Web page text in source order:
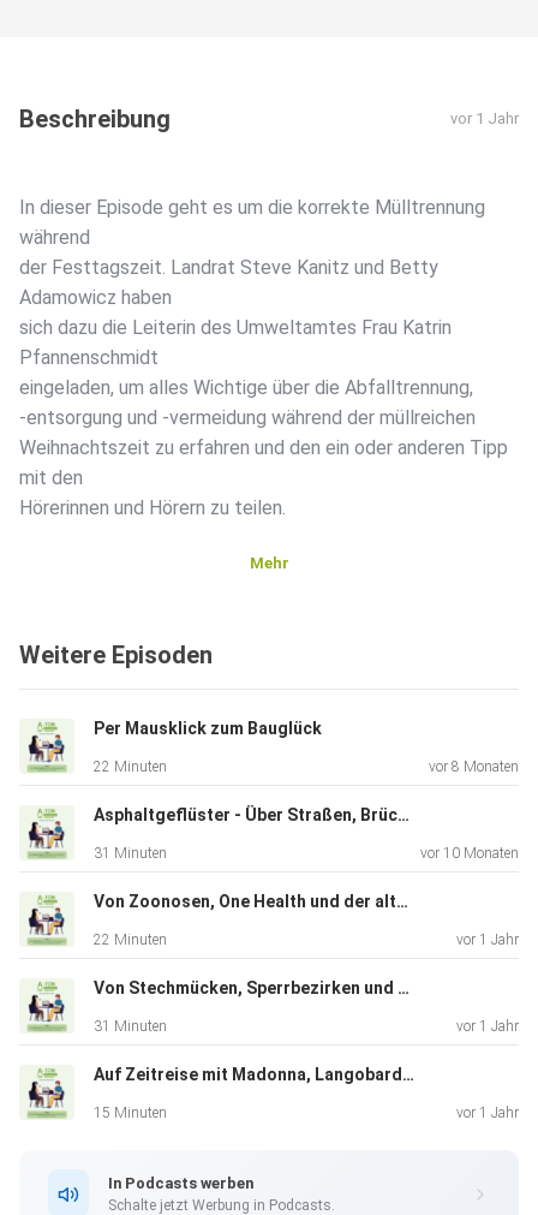
Beschreibung vor 1 Jahr
In dieser Episode geht es um die korrekte Mülltrennung
während
der Festtagszeit. Landrat Steve Kanitz und Betty
Adamowicz haben
sich dazu die Leiterin des Umweltamtes Frau Katrin
Pfannenschmidt
eingeladen, um alles Wichtige über die Abfalltrennung,
-entsorgung und -vermeidung während der müllreichen
Weihnachtszeit zu erfahren und den ein oder anderen Tipp
mit den
Hörerinnen und Hörern zu teilen.
Mehr
Weitere Episoden
Per Mausklick zum Bauglück
22 Minuten vor 8 Monaten
Asphaltgeflüster - Über Straßen, Brücken und Otterbermen
31 Minuten vor 10 Monaten
Von Zoonosen, One Health und der altmärkischen Liebe zum Hack
22 Minuten vor 1 Jahr
Von Stechmücken, Sperrbezirken und blauen Zungen
31 Minuten vor 1 Jahr
Auf Zeitreise mit Madonna, Langobarden und Heimatfreunden
15 Minuten vor 1 Jahr
In Podcasts werben
Schalte jetzt Werbung in Podcasts.